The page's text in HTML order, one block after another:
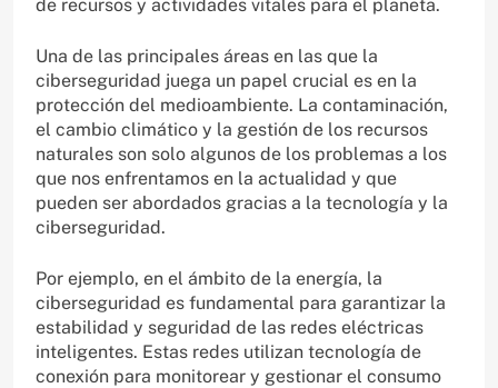
de recursos y actividades vitales para el planeta.
Una de las principales áreas en las que la
ciberseguridad juega un papel crucial es en la
protección del medioambiente. La contaminación,
el cambio climático y la gestión de los recursos
naturales son solo algunos de los problemas a los
que nos enfrentamos en la actualidad y que
pueden ser abordados gracias a la tecnología y la
ciberseguridad.
Por ejemplo, en el ámbito de la energía, la
ciberseguridad es fundamental para garantizar la
estabilidad y seguridad de las redes eléctricas
inteligentes. Estas redes utilizan tecnología de
conexión para monitorear y gestionar el consumo